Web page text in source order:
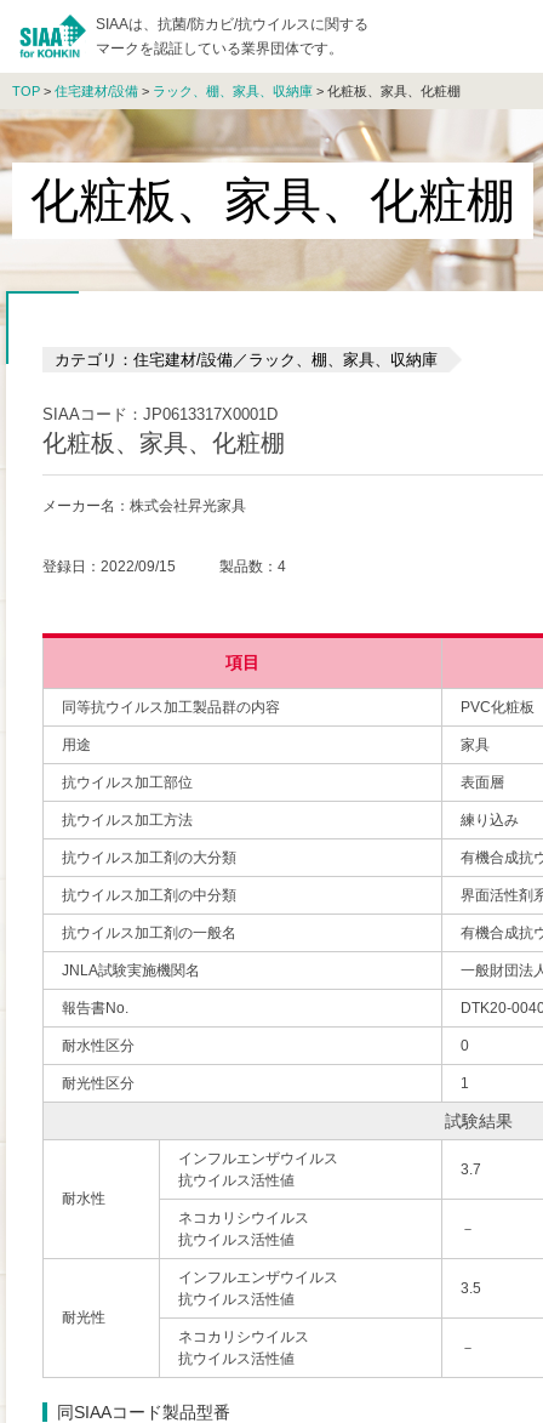
SIAAは、抗菌/防カビ/抗ウイルスに関する
マークを認証している業界団体です。
TOP > 住宅建材/設備 > ラック、棚、家具、収納庫 > 化粧板、家具、化粧棚
化粧板、家具、化粧棚
カテゴリ：住宅建材/設備／ラック、棚、家具、収納庫
SIAAコード：JP0613317X0001D
化粧板、家具、化粧棚
メーカー名：株式会社昇光家具
登録日：2022/09/15 製品数：4
項目
同等抗ウイルス加工製品群の内容 PVC化粧板
用途 家具
抗ウイルス加工部位 表面層
抗ウイルス加工方法 練り込み
抗ウイルス加工剤の大分類 有機合成抗
抗ウイルス加工剤の中分類 界面活性剤
抗ウイルス加工剤の一般名 有機合成抗
JNLA試験実施機関名 一般財団法
報告書No. DTK20-
耐水性区分 0
耐光性区分 1
試験結果
耐水性
インフルエンザウイルス
抗ウイルス活性値
3.7
ネコカリシウイルス
抗ウイルス活性値
－
耐光性
インフルエンザウイルス
抗ウイルス活性値
3.5
ネコカリシウイルス
抗ウイルス活性値
－
同SIAAコード製品型番